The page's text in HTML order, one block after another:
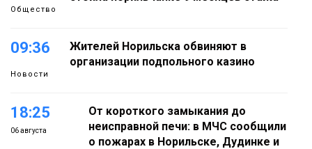
Общество
09:36
Новости
Жителей Норильска обвиняют в
организации подпольного казино
18:25
06 августа
От короткого замыкания до
неисправной печи: в МЧС сообщили
о пожарах в Норильске, Дудинке и